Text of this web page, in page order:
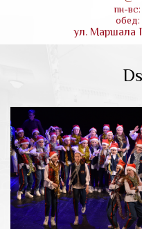
пн-
обед:
ул. Маршала